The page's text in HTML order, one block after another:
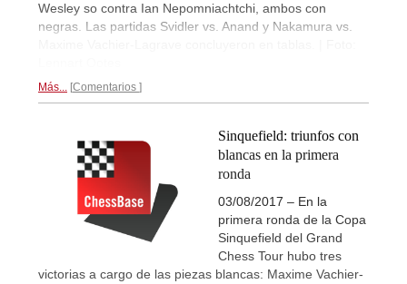
Wesley so contra Ian Nepomniachtchi, ambos con
negras. Las partidas Svidler vs. Anand y Nakamura vs.
Más... Comentarios
Sinquefield: triunfos con
blancas en la primera
ronda
03/08/2017 – En la
primera ronda de la Copa
Sinquefield del Grand
Chess Tour hubo tres
victorias a cargo de las piezas blancas: Maxime Vachier-